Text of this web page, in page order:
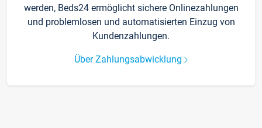
werden, Beds24 ermöglicht sichere Onlinezahlungen
und problemlosen und automatisierten Einzug von
Kundenzahlungen.
Über Zahlungsabwicklung